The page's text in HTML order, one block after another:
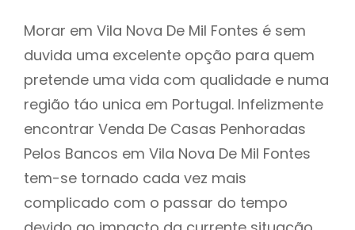
Morar em Vila Nova De Mil Fontes é sem
duvida uma excelente opção para quem
pretende uma vida com qualidade e numa
região táo unica em Portugal. Infelizmente
encontrar Venda De Casas Penhoradas
Pelos Bancos em Vila Nova De Mil Fontes
tem-se tornado cada vez mais
complicado com o passar do tempo